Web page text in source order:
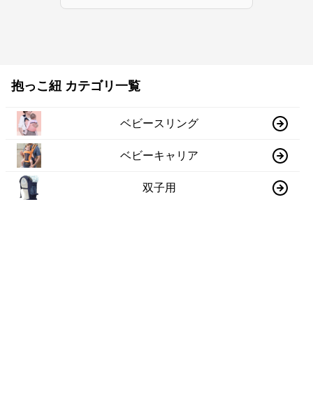
抱っこ紐 カテゴリ一覧
ベビースリング
ベビーキャリア
双子用